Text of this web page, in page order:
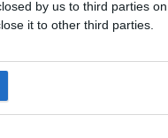
by us to third parties
it to other third parties.
a României,
3.1 %, la un grad
în